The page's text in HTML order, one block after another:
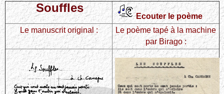
Souffles
Ecouter le poème
Le manuscrit original :
Le poème tapé à la machine
par Birago :